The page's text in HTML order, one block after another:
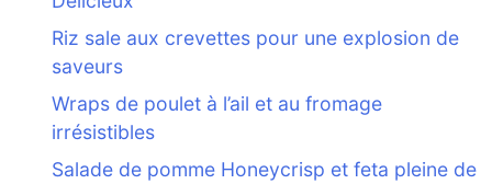
Riz sale aux crevettes pour une explosion de
saveurs
Wraps de poulet à l’ail et au fromage
irrésistibles
Salade de pomme Honeycrisp et feta pleine de